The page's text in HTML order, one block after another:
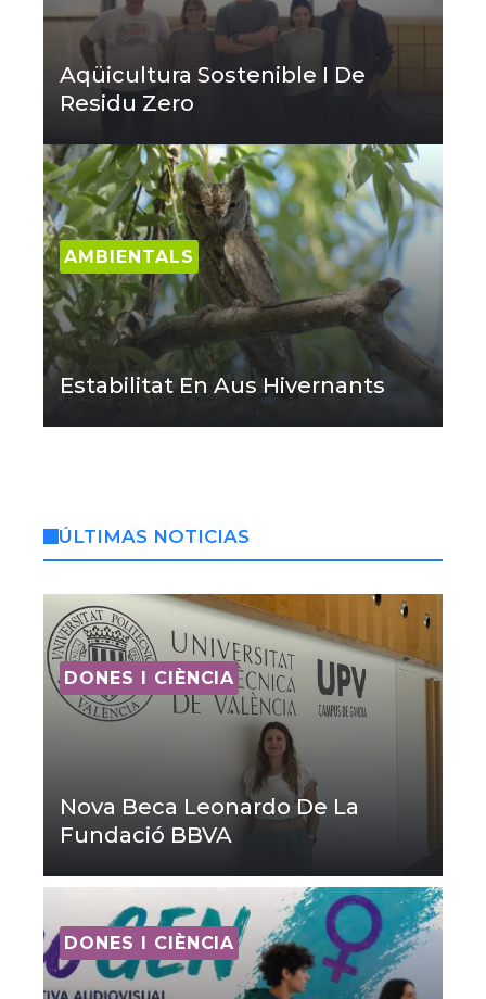
Aqüicultura Sostenible I De
Residu Zero
AMBIENTALS
Estabilitat En Aus Hivernants
ÚLTIMAS NOTICIAS
DONES I CIÈNCIA
Nova Beca Leonardo De La
Fundació BBVA
DONES I CIÈNCIA